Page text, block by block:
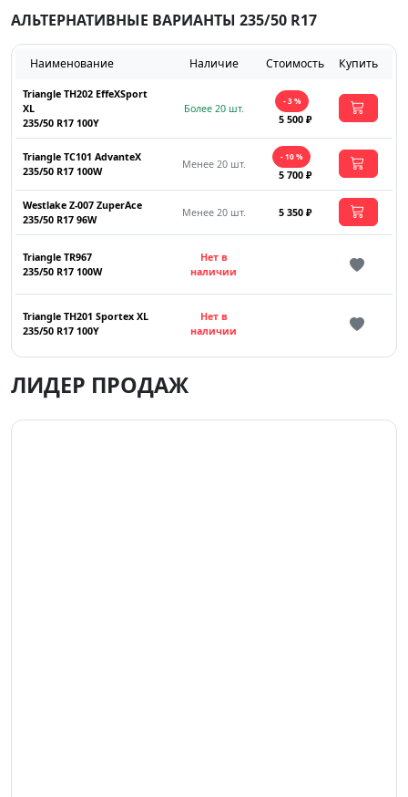
АЛЬТЕРНАТИВНЫЕ ВАРИАНТЫ 235/50 R17
Наименование Наличие Стоимость Купить
Triangle TH202 EffeXSport
XL
235/50 R17 100Y
Более 20 шт.
- 3 %
5 500 ₽
Triangle TC101 AdvanteX
235/50 R17 100W
Менее 20 шт.
- 10 %
5 700 ₽
Westlake Z-007 ZuperAce
235/50 R17 96W
Менее 20 шт. 5 350 ₽
Triangle TR967
235/50 R17 100W
Нет в
наличии
Triangle TH201 Sportex XL
235/50 R17 100Y
Нет в
наличии
ЛИДЕР ПРОДАЖ